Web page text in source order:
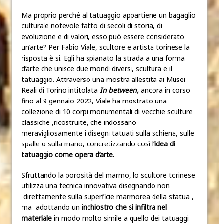
Ma proprio perché al tatuaggio appartiene un bagaglio
culturale notevole fatto di secoli di storia, di
evoluzione e di valori, esso può essere considerato
un’arte? Per Fabio Viale, scultore e artista torinese la
risposta è si. Egli ha spianato la strada a una forma
d’arte che unisce due mondi diversi, scultura e il
tatuaggio. Attraverso una mostra allestita ai Musei
Reali di Torino intitolata In between, ancora in corso
fino al 9 gennaio 2022, Viale ha mostrato una
collezione di 10 corpi monumentali di vecchie sculture
classiche ,ricostruite, che indossano
meravigliosamente i disegni tatuati sulla schiena, sulle
spalle o sulla mano, concretizzando così l’idea di
tatuaggio come opera d’arte.
Sfruttando la porosità del marmo, lo scultore torinese
utilizza una tecnica innovativa disegnando non
direttamente sulla superficie marmorea della statua ,
ma adottando un inchiostro che si infiltra nel
materiale in modo molto simile a quello dei tatuaggi